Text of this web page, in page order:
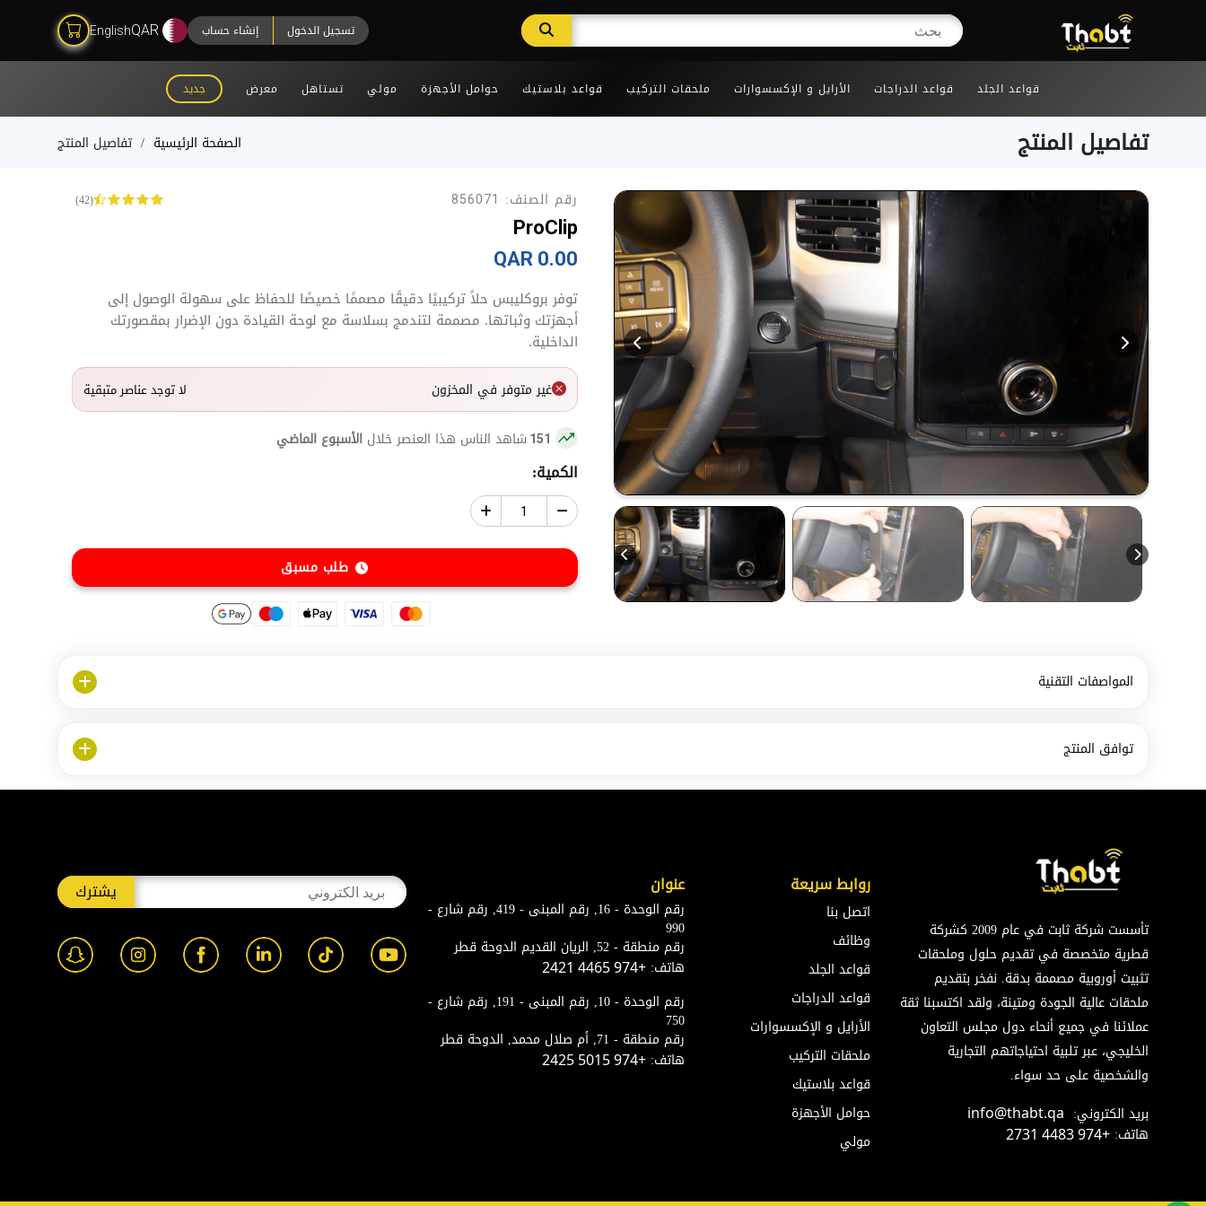
تسجيل الدخول إنشاء حساب QAR
English
قواعد الجلد قواعد الدراجات الأرايل و الإكسسوارات ملحقات التركيب قواعد بلاستيك حوامل الأجهزة مولي تستاهل معرض جديد
تفاصيل المنتج الصفحة الرئيسية تفاصيل المنتج
رقم الصنف: 856071
(42)
ProClip
0.00 QAR
توفر بروكليبس حلاً تركيبيًا دقيقًا مصممًا خصيصًا للحفاظ على سهولة الوصول إلى
أجهزتك وثباتها. مصممة لتندمج بسلاسة مع لوحة القيادة دون الإضرار بمقصورتك
الداخلية.
غير متوفر في المخزون لا توجد عناصر متبقية
151 شاهد الناس هذا العنصر خلال الأسبوع الماضي
الكمية:
طلب مسبق
المواصفات التقنية
توافق المنتج
تأسست شركة ثابت في عام 2009 كشركة
قطرية متخصصة في تقديم حلول وملحقات
تثبيت أوروبية مصممة بدقة. نفخر بتقديم
ملحقات عالية الجودة ومتينة، ولقد اكتسبنا ثقة
عملائنا في جميع أنحاء دول مجلس التعاون
الخليجي، عبر تلبية احتياجاتهم التجارية
والشخصية على حد سواء.
بريد الكتروني: info@thabt.qa
هاتف: +974 4483 2731
روابط سريعة
اتصل بنا
وظائف
قواعد الجلد
قواعد الدراجات
الأرايل و الإكسسوارات
ملحقات التركيب
قواعد بلاستيك
حوامل الأجهزة
مولي
عنوان
رقم الوحدة - 16, رقم المبنى - 419, رقم شارع -
990
رقم منطقة - 52, الريان القديم الدوحة قطر
هاتف: +974 4465 2421
رقم الوحدة - 10, رقم المبنى - 191, رقم شارع -
750
رقم منطقة - 71, أم صلال محمد, الدوحة قطر
هاتف: +974 5015 2425
يشترك